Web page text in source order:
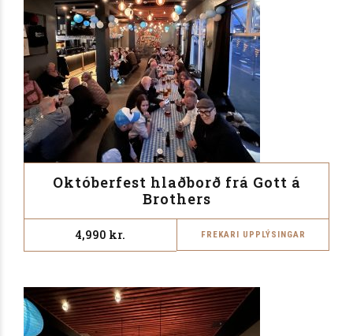
Októberfest hlaðborð frá Gott á
Brothers
4,990 kr. FREKARI UPPLÝSINGAR